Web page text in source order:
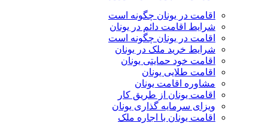
اقامت در یونان چگونه است
شرایط اقامت دائم در یونان
اقامت در یونان چگونه است
شرایط خرید ملک در یونان
اقامت خود حمایتی یونان
اقامت طلایی یونان
مشاوره اقامت یونان
اقامت یونان از طریق کار
ویزای سرمایه گذاری یونان
اقامت یونان با اجاره ملک